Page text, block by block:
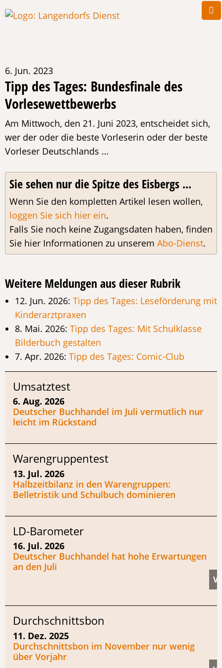
6. Jun. 2023
Tipp des Tages: Bundesfinale des
Vorlesewettbewerbs
Am Mittwoch, den 21. Juni 2023, entscheidet sich,
wer der oder die beste Vorleserin oder der beste
Vorleser Deutschlands …
Sie sehen nur die Spitze des Eisbergs ...
Wenn Sie den kompletten Artikel lesen wollen,
loggen Sie sich hier ein.
Falls Sie noch keine Zugangsdaten haben, finden
Sie hier Informationen zu unserem Abo-Dienst.
Weitere Meldungen aus dieser Rubrik
12. Jun. 2026: Tipp des Tages: Leseförderung mit
Kinderarztpraxen
8. Mai. 2026: Tipp des Tages: Mit Schulklasse
Bilderbuch gestalten
7. Apr. 2026: Tipp des Tages: Comic-Club
Umsatztest
6. Aug. 2026
Deutscher Buchhandel im Juli vermutlich nur
leicht im Rückstand
Warengruppentest
13. Jul. 2026
Halbzeitbilanz in den Warengruppen:
Belletristik und Schulbuch dominieren
LD-Barometer
16. Jul. 2026
Deutscher Buchhandel hat hohe Erwartungen
an den Juli
Durchschnittsbon
11. Dez. 2025
Durchschnittsbon im November nur wenig
über Vorjahr